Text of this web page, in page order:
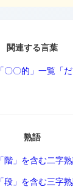
関連する言葉
「〇〇的」一覧 「
熟語
「階」を含む二字
「段」を含む三字